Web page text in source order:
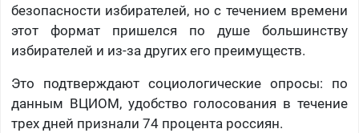
безопасности избирателей, но с течением времени
этот формат пришелся по душе большинству
избирателей и из-за других его преимуществ.
Это подтверждают социологические опросы: по
данным ВЦИОМ, удобство голосования в течение
трех дней признали 74 процента россиян.